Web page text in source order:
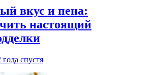
вкус и пена:
настоящий
года спустя